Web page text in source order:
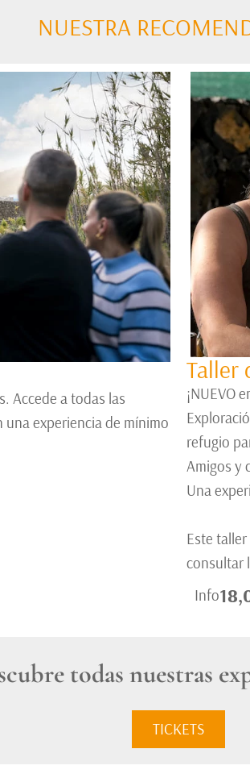
NUESTRA
Accede a todas las
experiencia de mínimo
Taller
¡NUEVO
refugio
Amigos y
Una
Este
consultar
Info
todas nuestras
TICKETS